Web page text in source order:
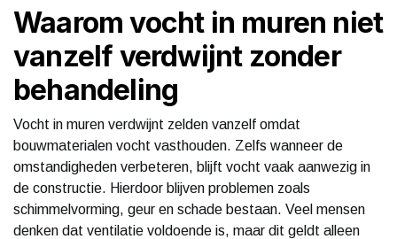
Waarom vocht in muren niet
vanzelf verdwijnt zonder
behandeling
Vocht in muren verdwijnt zelden vanzelf omdat
bouwmaterialen vocht vasthouden. Zelfs wanneer de
omstandigheden verbeteren, blijft vocht vaak aanwezig in
de constructie. Hierdoor blijven problemen zoals
schimmelvorming, geur en schade bestaan. Veel mensen
denken dat ventilatie voldoende is, maar dit geldt alleen